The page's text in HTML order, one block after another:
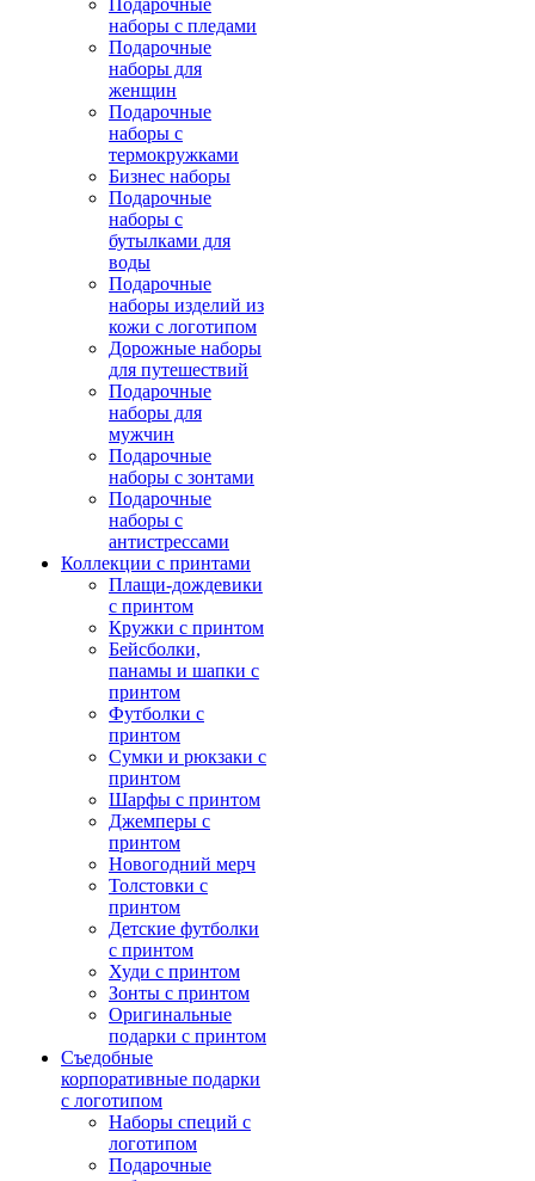
Подарочные
наборы с пледами
Подарочные
наборы для
женщин
Подарочные
наборы с
термокружками
Бизнес наборы
Подарочные
наборы с
бутылками для
воды
Подарочные
наборы изделий из
кожи с логотипом
Дорожные наборы
для путешествий
Подарочные
наборы для
мужчин
Подарочные
наборы с зонтами
Подарочные
наборы с
антистрессами
Коллекции с принтами
Плащи-дождевики
с принтом
Кружки с принтом
Бейсболки,
панамы и шапки с
принтом
Футболки с
принтом
Сумки и рюкзаки с
принтом
Шарфы с принтом
Джемперы с
принтом
Новогодний мерч
Толстовки с
принтом
Детские футболки
с принтом
Худи с принтом
Зонты с принтом
Оригинальные
подарки с принтом
Съедобные
корпоративные подарки
с логотипом
Наборы специй с
логотипом
Подарочные